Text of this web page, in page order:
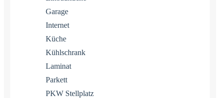
Garage
Internet
Küche
Kühlschrank
Laminat
Parkett
PKW Stellplatz